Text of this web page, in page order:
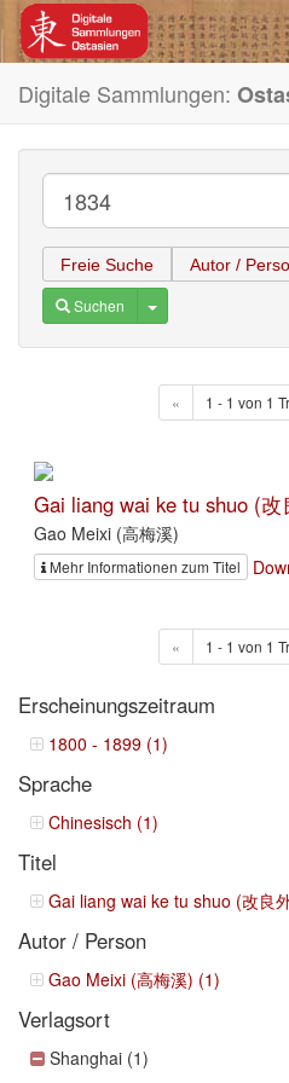
Digitale Sammlungen:
Freie Suche Autor /
Suchen Toggle Dropdown
« 1 - 1 von 1
Gai liang wai ke tu shuo (
Gao Meixi (高梅溪)
Mehr Informationen zum Titel
« 1 - 1 von 1
Erscheinungszeitraum
1800 - 1899 (1)
Sprache
Chinesisch (1)
Titel
Gai liang wai ke tu shuo (改良
Autor / Person
Gao Meixi (高梅溪) (1)
Verlagsort
Shanghai (1)